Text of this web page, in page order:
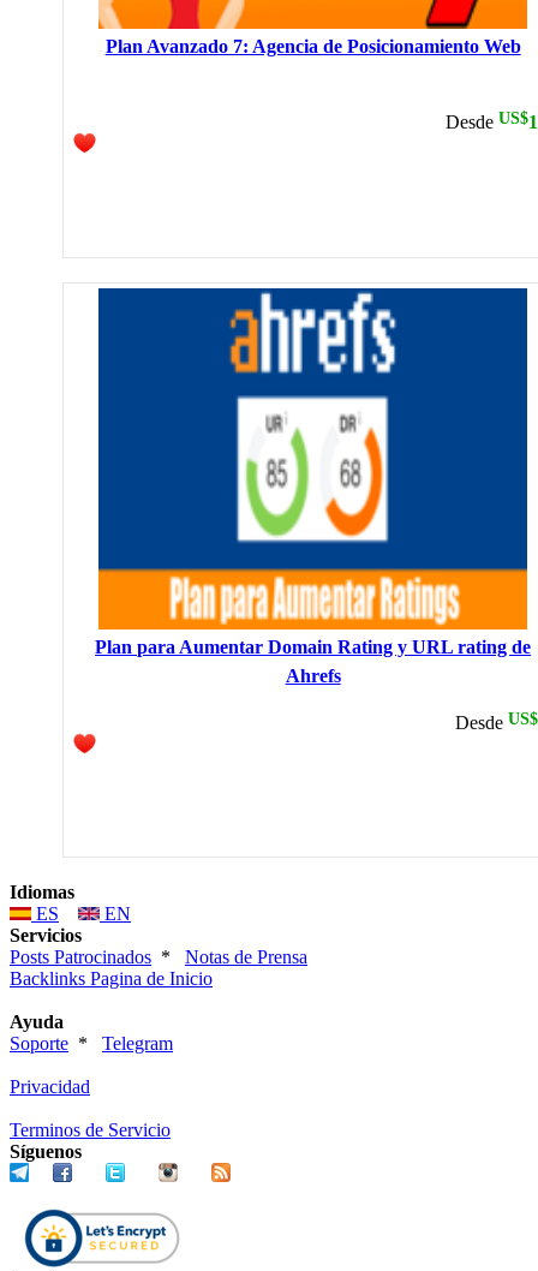
Plan Avanzado 7: Agencia de Posicionamiento Web
Desde US$
Plan para Aumentar Domain Rating y URL rating de
Ahrefs
Desde US$
Idiomas
ES
EN
Servicios
Posts Patrocinados * Notas de Prensa
Backlinks Pagina de Inicio
Ayuda
Soporte * Telegram
Privacidad
Terminos de Servicio
Síguenos